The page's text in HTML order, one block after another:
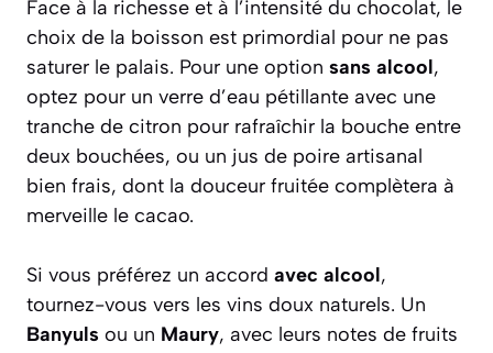
Face à la richesse et à l’intensité du chocolat, le
choix de la boisson est primordial pour ne pas
saturer le palais. Pour une option sans alcool,
optez pour un verre d’eau pétillante avec une
tranche de citron pour rafraîchir la bouche entre
deux bouchées, ou un jus de poire artisanal
bien frais, dont la douceur fruitée complètera à
merveille le cacao.
Si vous préférez un accord avec alcool,
tournez-vous vers les vins doux naturels. Un
Banyuls ou un Maury, avec leurs notes de fruits